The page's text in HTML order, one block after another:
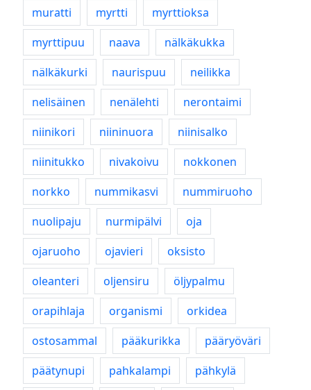
muratti
myrtti
myrttioksa
myrttipuu
naava
nälkäkukka
nälkäkurki
naurispuu
neilikka
nelisäinen
nenälehti
nerontaimi
niinikori
niininuora
niinisalko
niinitukko
nivakoivu
nokkonen
norkko
nummikasvi
nummiruoho
nuolipaju
nurmipälvi
oja
ojaruoho
ojavieri
oksisto
oleanteri
oljensiru
öljypalmu
orapihlaja
organismi
orkidea
ostosammal
pääkurikka
pääryöväri
päätynupi
pahkalampi
pähkylä